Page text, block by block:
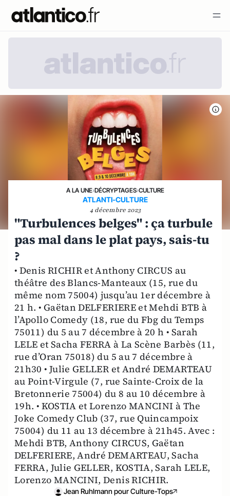
A LA UNE›DÉCRYPTAGES›CULTURE
ATLANTI-CULTURE
4 décembre 2023
"Turbulences belges" : ça turbule
pas mal dans le plat pays, sais-tu
?
• Denis RICHIR et Anthony CIRCUS au
théâtre des Blancs-Manteaux (15, rue du
même nom 75004) jusqu’au 1er décembre à
21 h. • Gaëtan DELFERIERE et Mehdi BTB à
l’Apollo Comedy (18, rue du Fbg du Temps
75011) du 5 au 7 décembre à 20 h • Sarah
LELE et Sacha FERRA à La Scène Barbès (11,
rue d’Oran 75018) du 5 au 7 décembre à
21h30 • Julie GELLER et André DEMARTEAU
au Point-Virgule (7, rue Sainte-Croix de la
Bretonnerie 75004) du 8 au 10 décembre à
19h. • KOSTIA et Lorenzo MANCINI à The
Joke Comedy Club (37, rue Quincampoix
75004) du 11 au 13 décembre à 21h45. Avec :
Mehdi BTB, Anthony CIRCUS, Gaëtan
DELFERIERE, André DEMARTEAU, Sacha
FERRA, Julie GELLER, KOSTIA, Sarah LELE,
Lorenzo MANCINI, Denis RICHIR.
Jean Ruhlmann pour Culture-Tops